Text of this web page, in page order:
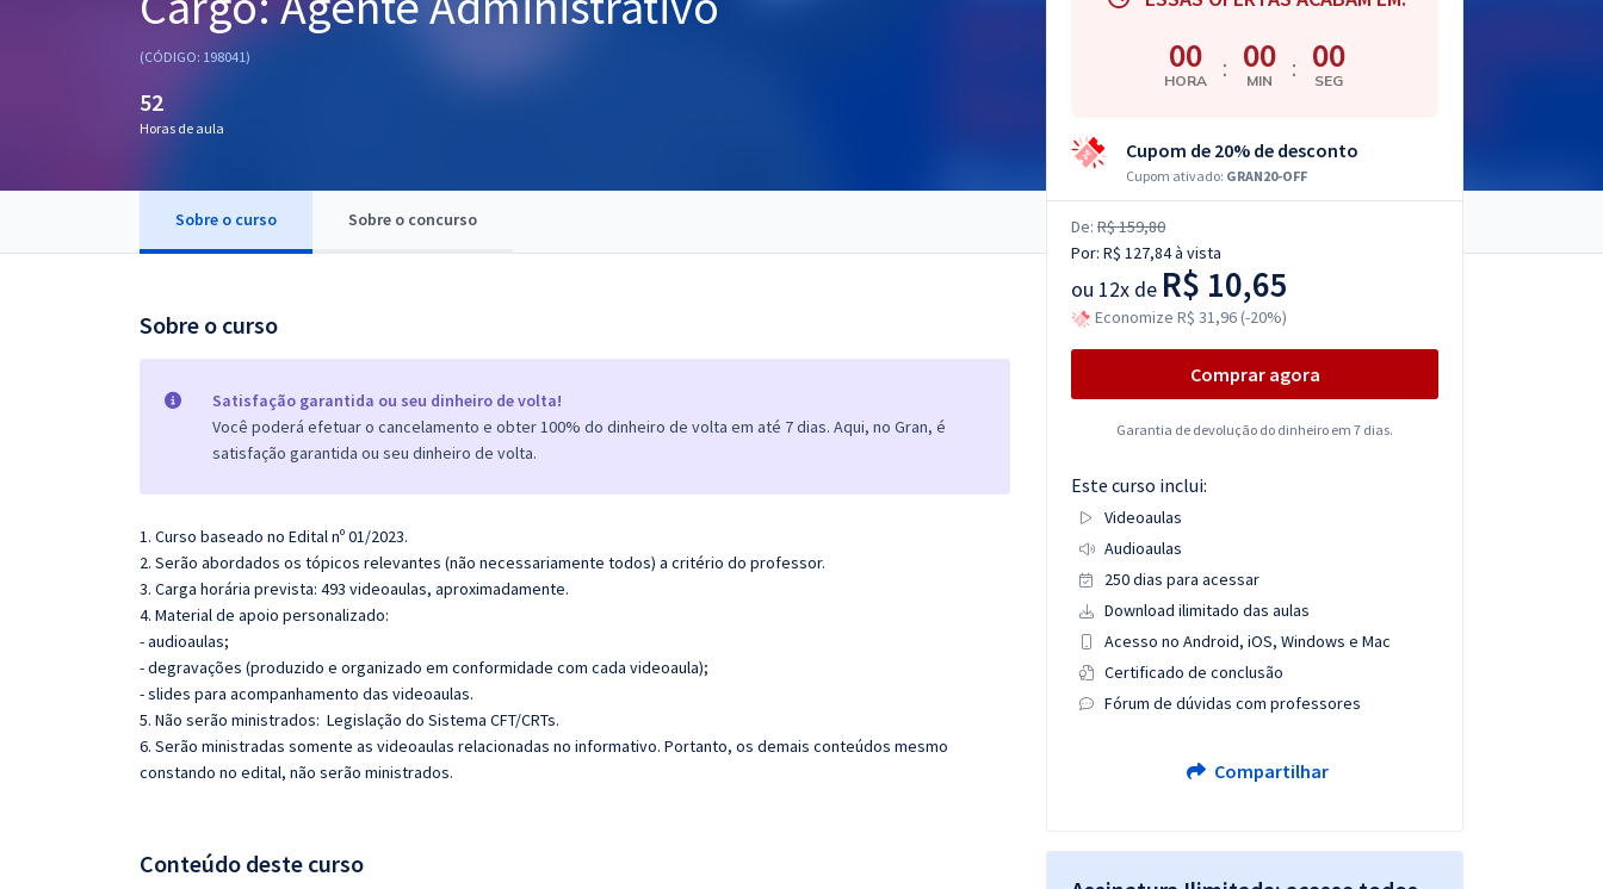
Questões grátis
(CÓDIGO: 198041)
52
Horas de aula
Sobre o curso Sobre o concurso
Sobre o curso
Satisfação garantida ou seu dinheiro de volta!
Você poderá efetuar o cancelamento e obter 100% do dinheiro de volta em até 7 dias. Aqui, no Gran, é
satisfação garantida ou seu dinheiro de volta.
1. Curso baseado no Edital nº 01/2023.
2. Serão abordados os tópicos relevantes (não necessariamente todos) a critério do professor.
3. Carga horária prevista: 493 videoaulas, aproximadamente.
4. Material de apoio personalizado:
- audioaulas;
- degravações (produzido e organizado em conformidade com cada videoaula);
- slides para acompanhamento das videoaulas.
5. Não serão ministrados: Legislação do Sistema CFT/CRTs.
6. Serão ministradas somente as videoaulas relacionadas no informativo. Portanto, os demais conteúdos mesmo
constando no edital, não serão ministrados.
Conteúdo deste curso
00
HORA : 00
MIN : 00
SEG
Cupom de 20% de desconto
Cupom ativado: GRAN20-OFF
De: R$ 159,80
Por: R$ 127,84à vista
ou 12x de R$ 10,65
Economize R$ 31,96 (-20%)
Comprar agora
Garantia de devolução do dinheiro em 7 dias.
Este curso inclui:
Videoaulas
Audioaulas
250 dias para acessar
Download ilimitado das aulas
Acesso no Android, iOS, Windows e Mac
Certificado de conclusão
Fórum de dúvidas com professores
Compartilhar